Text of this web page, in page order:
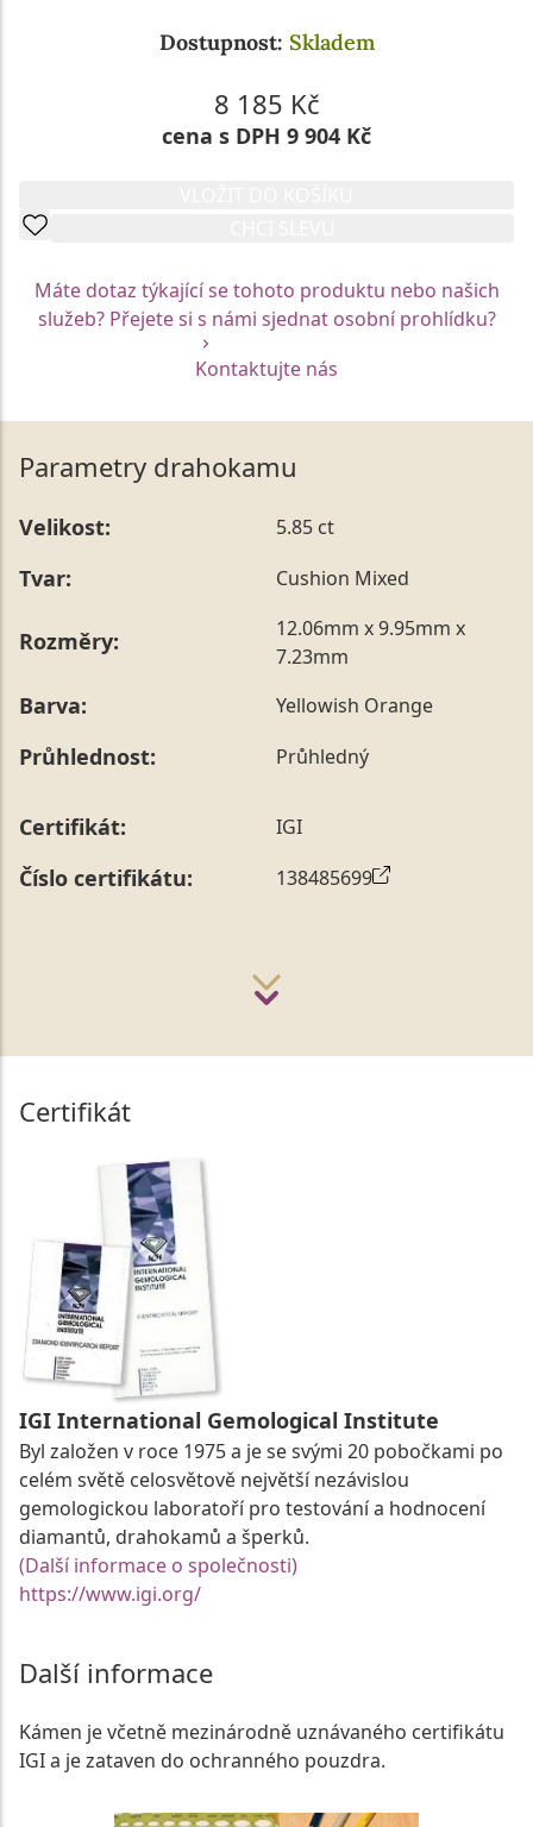
Dostupnost: Skladem
8 185 Kč
cena s DPH 9 904 Kč
Máte dotaz týkající se tohoto produktu nebo našich
služeb? Přejete si s námi sjednat osobní prohlídku?
Kontaktujte nás
Parametry drahokamu
Velikost: 5.85 ct
Tvar: Cushion Mixed
Rozměry:
12.06mm x 9.95mm x
7.23mm
Barva: Yellowish Orange
Průhlednost: Průhledný
Certifikát: IGI
Číslo certifikátu: 138485699
Certifikát
IGI International Gemological Institute
Byl založen v roce 1975 a je se svými 20 pobočkami po
celém světě celosvětově největší nezávislou
gemologickou laboratoří pro testování a hodnocení
diamantů, drahokamů a šperků.
(Další informace o společnosti)
https://www.igi.org/
Další informace
Kámen je včetně mezinárodně uznávaného certifikátu
IGI a je zataven do ochranného pouzdra.